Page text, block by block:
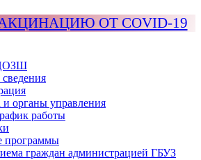
ОТ COVID-19
и органы управления
работы
программы
граждан администрацией ГБУЗ